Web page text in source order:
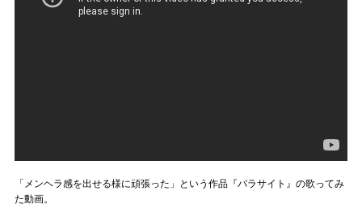
「メンヘラ感を出せる様に頑張った」という作品『パラサイト』の歌ってみ
た動画。